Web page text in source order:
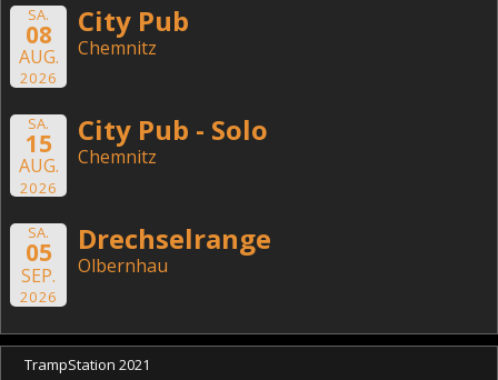
SA.
08
AUG.
2026
City Pub
Chemnitz
SA.
15
AUG.
2026
City Pub - Solo
Chemnitz
SA.
05
SEP.
2026
Drechselrange
Olbernhau
TrampStation 2021